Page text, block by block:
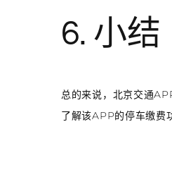
6. 小结
总的来说，北京交通
了解该APP的停车缴费